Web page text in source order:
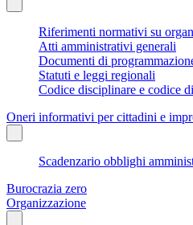
Riferimenti normativi su
Atti amministrativi generali
Documenti di
Statuti e leggi regionali
Codice disciplinare e codice
Oneri informativi per cittadini e
Scadenzario obblighi
Burocrazia zero
Organizzazione